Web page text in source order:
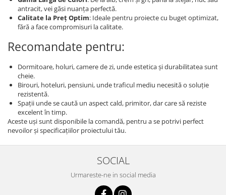
antracit, vei găsi nuanța perfectă.
Calitate la Preț Optim: Ideale pentru proiecte cu buget optimizat,
fără a face compromisuri la calitate.
Recomandate pentru:
Dormitoare, holuri, camere de zi, unde estetica și durabilitatea sunt
cheie.
Birouri, hoteluri, pensiuni, unde traficul mediu necesită o soluție
rezistentă.
Spații unde se caută un aspect cald, primitor, dar care să reziste
excelent în timp.
Aceste uși sunt disponibile la comandă, pentru a se potrivi perfect
nevoilor și specificațiilor proiectului tău.
SOCIAL
Urmareste-ne in social media